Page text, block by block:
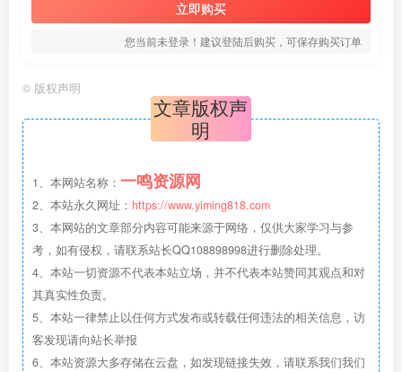
立即购买
您当前未登录！建议登陆后购买，可保存购买订单
© 版权声明
文章版权声
明
1、本网站名称： 一鸣资源网
2、本站永久网址： https://www.yiming818.com
3、本网站的文章部分内容可能来源于网络，仅供大家学习与参
考，如有侵权，请联系站长QQ108898998进行删除处理。
4、本站一切资源不代表本站立场，并不代表本站赞同其观点和对
其真实性负责。
5、本站一律禁止以任何方式发布或转载任何违法的相关信息，访
客发现请向站长举报
6、本站资源大多存储在云盘，如发现链接失效，请联系我们我们